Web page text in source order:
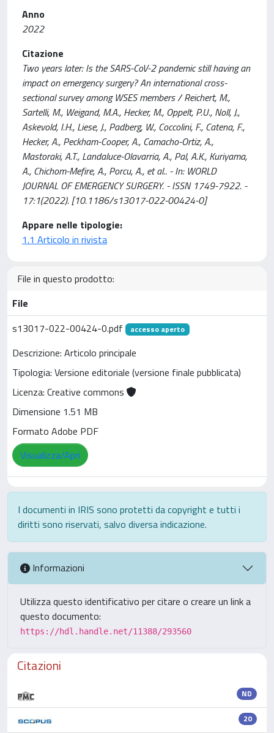
Anno
2022
Citazione
Two years later: Is the SARS-CoV-2 pandemic still having an
impact on emergency surgery? An international cross-
sectional survey among WSES members / Reichert, M.,
Sartelli, M., Weigand, M.A., Hecker, M., Oppelt, P.U., Noll, J.,
Askevold, I.H., Liese, J., Padberg, W., Coccolini, F., Catena, F.,
Hecker, A., Peckham-Cooper, A., Camacho-Ortiz, A.,
Mastoraki, A.T., Landaluce-Olavarria, A., Pal, A.K., Kuriyama,
A., Chichom-Mefire, A., Porcu, A., et al.. - In: WORLD
JOURNAL OF EMERGENCY SURGERY. - ISSN 1749-7922. -
17:1(2022). [10.1186/s13017-022-00424-0]
Appare nelle tipologie:
1.1 Articolo in rivista
File in questo prodotto:
File
s13017-022-00424-0.pdf
accesso aperto
Descrizione: Articolo principale
Tipologia: Versione editoriale (versione finale pubblicata)
Licenza: Creative commons
Dimensione 1.51 MB
Formato Adobe PDF
Visualizza/Apri
I documenti in IRIS sono protetti da copyright e tutti i
diritti sono riservati, salvo diversa indicazione.
Informazioni
Utilizza questo identificativo per citare o creare un link a
questo documento:
https://hdl.handle.net/11388/293560
Citazioni
ND
20